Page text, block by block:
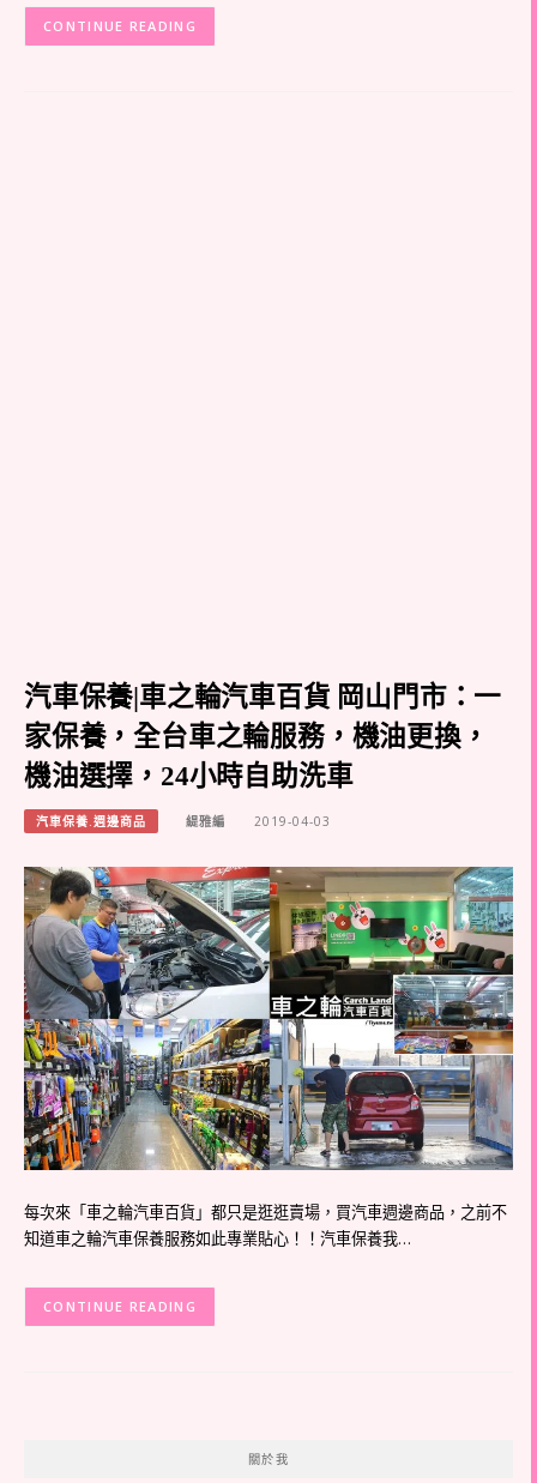
CONTINUE READING
汽車保養|車之輪汽車百貨 岡山門市：一
家保養，全台車之輪服務，機油更換，
機油選擇，24小時自助洗車
汽車保養.週邊商品 緹雅編 2019-04-03
每次來「車之輪汽車百貨」都只是逛逛賣場，買汽車週邊商品，之前不
知道車之輪汽車保養服務如此專業貼心！！汽車保養我…
CONTINUE READING
關於我